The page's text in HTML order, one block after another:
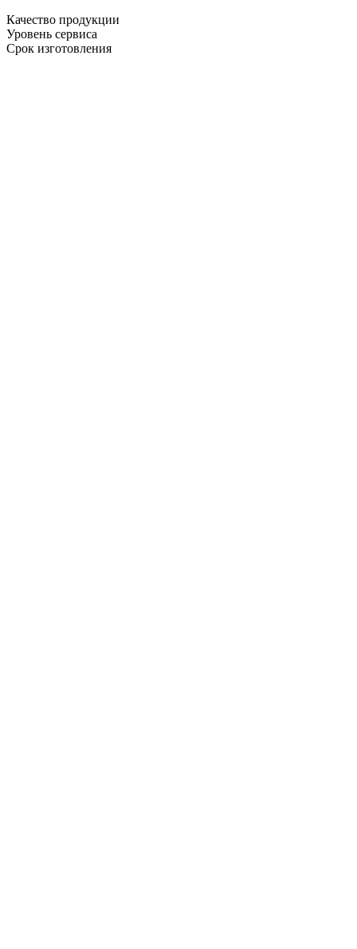
Качество продукции
Уровень сервиса
Срок изготовления